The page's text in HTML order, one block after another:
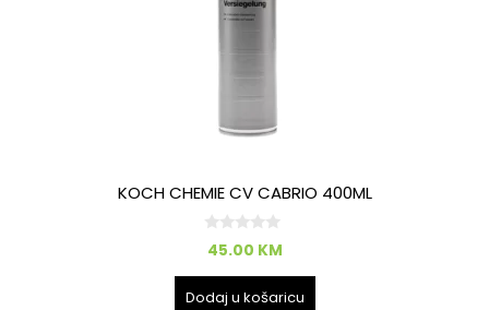
KOCH CHEMIE CV CABRIO 400ML
0
o45.00 KM
Dodaj u košaricu